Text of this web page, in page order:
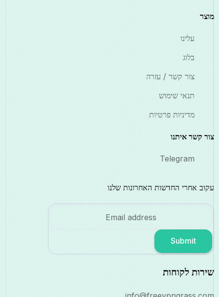
מוצר
עלינו
בלוג
צור קשר / עזרה
תנאי שימוש
מדיניות פרטיות
צור קשר איתנו
Telegram
עקוב אחרי החדשות האחרונות שלנו
Submit
שירות לקוחות